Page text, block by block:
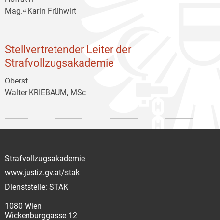
Mag.ᵃ Karin Frühwirt
Stellvertretender Leiter der
Strafvollzugsakademie
Oberst
Walter KRIEBAUM, MSc
Strafvollzugsakademie
www.justiz.gv.at/stak
Dienststelle: STAK
1080 Wien
Wickenburggasse 12